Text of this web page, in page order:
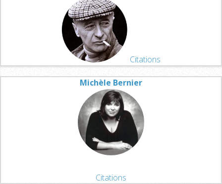
Citations
Michèle Bernier
Citations